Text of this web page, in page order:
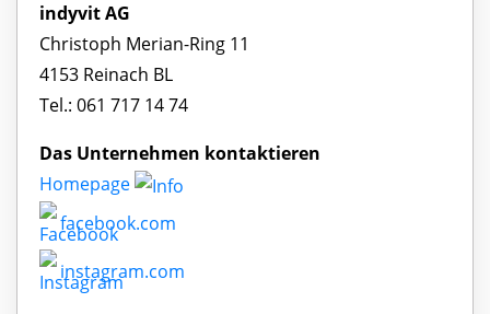
indyvit AG
Christoph Merian-Ring 11
4153 Reinach BL
Tel.: 061 717 14 74
Das Unternehmen kontaktieren
Homepage
facebook.com
instagram.com